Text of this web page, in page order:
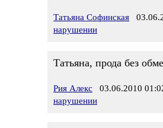
Татьяна Софинская
нарушении
Татьяна, прода без
Рия Алекс 03.06.2010
нарушении